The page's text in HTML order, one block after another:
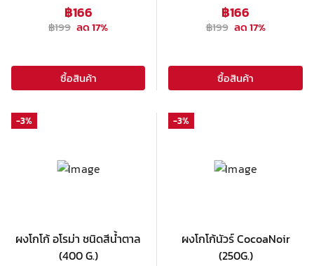
฿166
฿199 ลด17%
ซื้อสินค้า
฿166
฿199 ลด17%
ซื้อสินค้า
-3%
ผงโกโก้ อโรม่า ชนิดสีน้ำตาล
(400 G.)
-3%
ผงโกโก้นัวร์ CocoaNoir
(250G.)